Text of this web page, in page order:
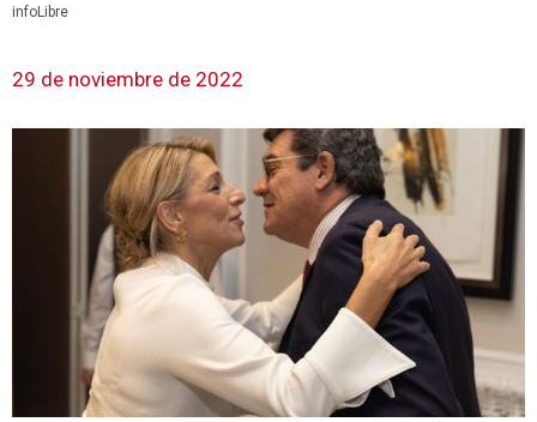
infoLibre
29 de noviembre de 2022